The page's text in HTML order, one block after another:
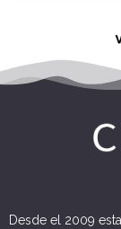
Desde el 2009